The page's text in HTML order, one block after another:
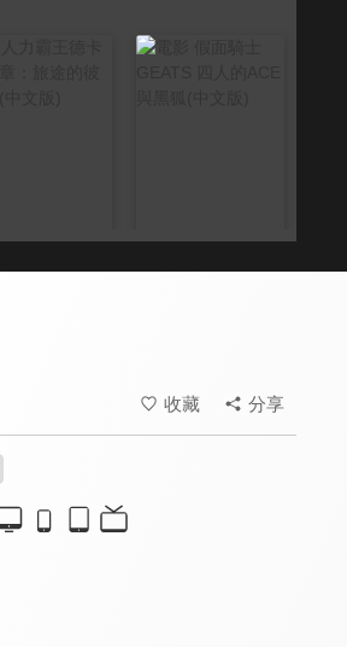
8.0
TRIGUN STAMPEDE
收藏 分享